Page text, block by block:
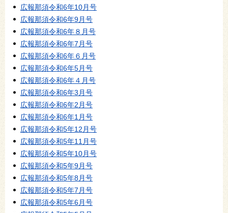
広報那須令和6年10月号
広報那須令和6年9月号
広報那須令和6年８月号
広報那須令和6年7月号
広報那須令和6年６月号
広報那須令和6年5月号
広報那須令和6年４月号
広報那須令和6年3月号
広報那須令和6年2月号
広報那須令和6年1月号
広報那須令和5年12月号
広報那須令和5年11月号
広報那須令和5年10月号
広報那須令和5年9月号
広報那須令和5年8月号
広報那須令和5年7月号
広報那須令和5年6月号